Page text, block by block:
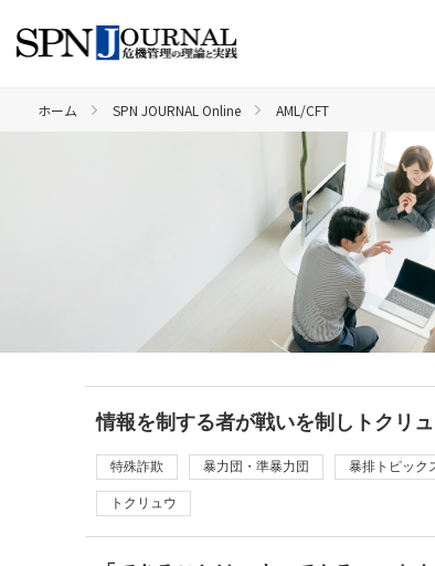
ホーム SPN JOURNAL Online AML/CFT
情報を制する者が戦いを制しトクリ
特殊詐欺 暴力団・準暴力団 暴排トピック
トクリュウ